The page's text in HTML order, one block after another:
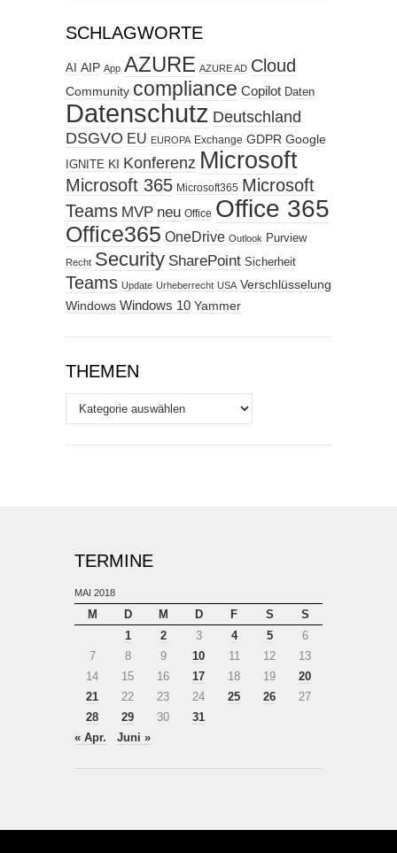
SCHLAGWORTE
AI AIP App AZURE AZURE AD Cloud
Community compliance Copilot Daten
Datenschutz Deutschland
DSGVO EU EUROPA Exchange GDPR Google
IGNITE KI Konferenz Microsoft
Microsoft 365 Microsoft365 Microsoft
Teams MVP neu Office Office 365
Office365 OneDrive Outlook Purview
Recht Security SharePoint Sicherheit
Teams Update Urheberrecht USA Verschlüsselung
Windows Windows 10 Yammer
THEMEN
Themen
TERMINE
MAI 2018
M D M D F S
S
1
2 3 4 5
6
7
8 9 10 11 12
13
14
15 16 17 18 19
20
21
22 23 24 25 26
27
28
29 30
31
« Apr.
Juni »